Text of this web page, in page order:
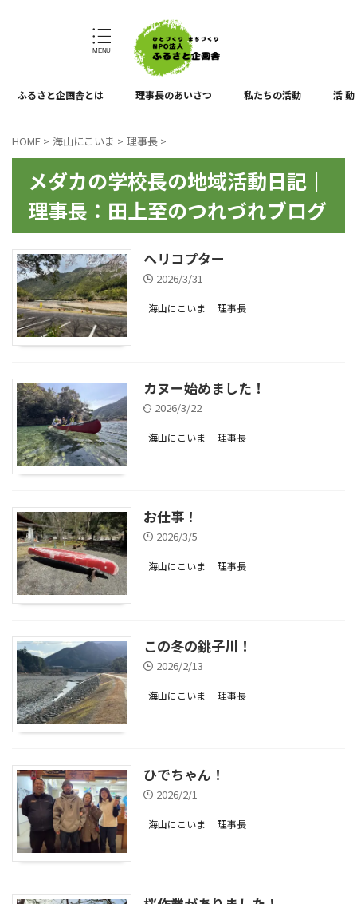
ふるさと企画舎とは 理事長のあいさつ 私たちの活動 活 動
HOME > 海山にこいま > 理事長 >
メダカの学校長の地域活動日記｜
理事長：田上至のつれづれブログ
ヘリコプター
2026/3/31
海山にこいま 理事長
カヌー始めました！
2026/3/22
海山にこいま 理事長
お仕事！
2026/3/5
海山にこいま 理事長
この冬の銚子川！
2026/2/13
海山にこいま 理事長
ひでちゃん！
2026/2/1
海山にこいま 理事長